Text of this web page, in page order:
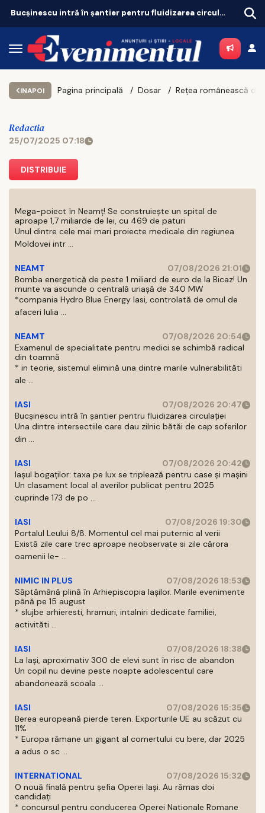
Bucșinescu intră în șantier pentru fluidizarea circulației
INAPOI Pagina principală Dosar
Redactia
25/07/2025 07:18
DISTRIBUIE
Mega-poiect în Neamț! Se construiește un spital de
aproape 1,7 miliarde de lei, cu 469 de paturi
Unul dintre cele mai mari proiecte medicale din regiunea
Moldovei intr ...
NEAMT
07/08/2026 21:01
Bomba energetică de peste 1 miliard de euro de la Bicaz! Un
munte va ascunde o centrală uriașă de 340 MW
*compania Hydro Blue Energy Iasi, controlată de omul de
afaceri Iulia ...
NEAMT
07/08/2026 20:54
Examenul de specialitate pentru medici se schimbă radical
din toamnă
* in teorie, sistemul elimină una dintre marile vulnerabilităti
ale ...
IASI
07/08/2026 20:47
Bucșinescu intră în șantier pentru fluidizarea circulației
Una dintre intersectiile care dau zilnic bătăi de cap soferilor
din ...
IASI
07/08/2026 20:42
Iașul bogaților: taxa pe lux se triplează pentru case și mașini
Un clasament local al averilor publicat pentru 2025
cuprinde 173 de po ...
IASI
07/08/2026 19:30
Portalul Leului 8/8. Momentul cel mai puternic al verii
Există zile care trec aproape neobservate si zile cărora
oamenii le- ...
NIMIC IN PLUS
07/08/2026 18:53
Săptămână plină în Arhiepiscopia Iașilor. Marile evenimente
până pe 15 august
* slujbe arhieresti, hramuri, intalniri dedicate familiei,
activităti ...
IASI
07/08/2026 18:38
La Iași, aproximativ 300 de elevi sunt în risc de abandon
Un copil nu devine peste noapte adolescentul care
abandonează scoala ...
IASI
07/08/2026 15:35
Berea europeană pierde teren. Exporturile UE au scăzut cu
11%
* Europa rămane un gigant al comertului cu bere, dar 2025
a adus o sc ...
INTERNATIONAL
07/08/2026 15:32
O nouă finală pentru șefia Operei Iași. Au rămas doi
candidați
* concursul pentru conducerea Operei Nationale Romane